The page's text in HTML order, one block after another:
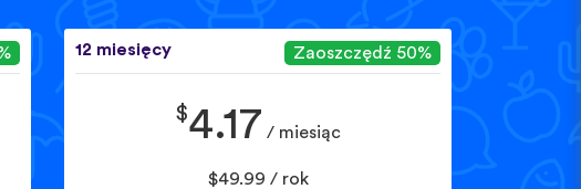
12 miesięcy Zaoszczędź 50%
$4.17 / miesiąc
$49.99 / rok